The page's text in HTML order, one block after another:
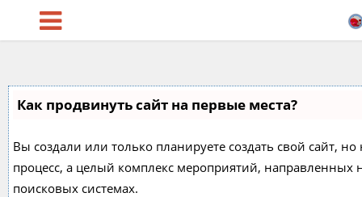
Как продвинуть сайт на первые места?
Вы создали или только планируете создать свой сайт,
процесс, а целый комплекс мероприятий,
поисковых системах.